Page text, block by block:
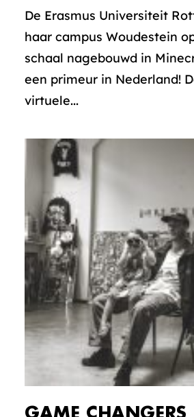
De Erasmus Universiteit
haar campus Woudestein
schaal nagebouwd in
een primeur in Nederland!
virtuele...
GAME CHANGERS